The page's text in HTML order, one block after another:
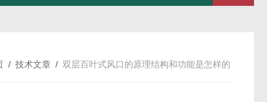
/ 技术文章 / 双层百叶式风口的原理结构和功能是怎样的